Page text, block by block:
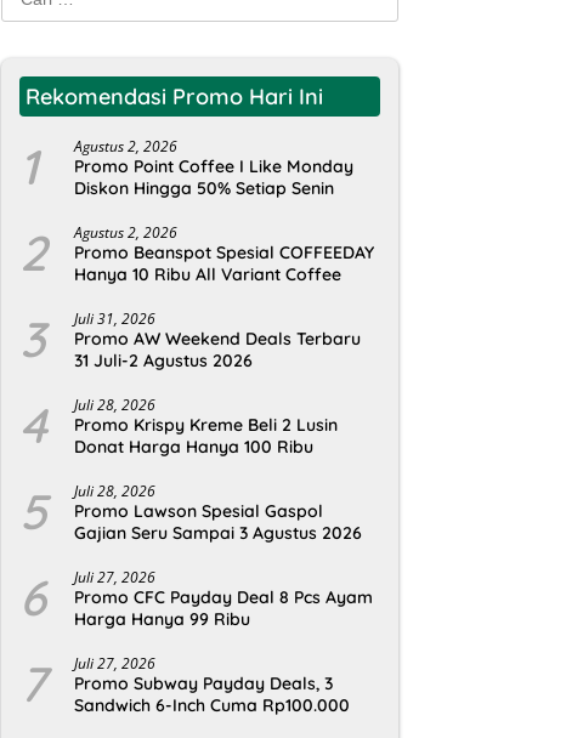
untuk:
Rekomendasi Promo Hari Ini
1 Agustus 2, 2026
Promo Point Coffee I Like Monday
Diskon Hingga 50% Setiap Senin
2 Agustus 2, 2026
Promo Beanspot Spesial COFFEEDAY
Hanya 10 Ribu All Variant Coffee
3 Juli 31, 2026
Promo AW Weekend Deals Terbaru
31 Juli-2 Agustus 2026
4 Juli 28, 2026
Promo Krispy Kreme Beli 2 Lusin
Donat Harga Hanya 100 Ribu
5 Juli 28, 2026
Promo Lawson Spesial Gaspol
Gajian Seru Sampai 3 Agustus 2026
6 Juli 27, 2026
Promo CFC Payday Deal 8 Pcs Ayam
Harga Hanya 99 Ribu
7 Juli 27, 2026
Promo Subway Payday Deals, 3
Sandwich 6-Inch Cuma Rp100.000